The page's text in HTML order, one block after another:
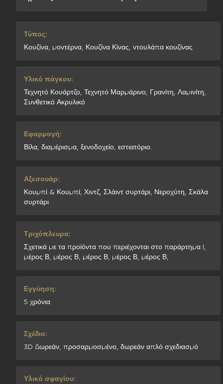
Τύπος:
Κουζίνα, μοντέρνα, Κουζίνα Κίνας, ντουλάπα κουζίνας
Υλικό πάγκου:
Τεχνητό Κουάρτζο, Τεχνητό Μαρμάρινο, Γρανίτη, Λαμινίτη,
Συνθετικό Ακρυλικό
Εφαρμογή:
Βίλα, διαμέρισμα, ξενοδοχείο, εστιατόριο.
Αξεσουάρ:
Κουμπί & Κουμπί, Χιντζ, Σλάιντ συρτάρι, Νεροχύτη, Σκάλα
συρτάρι
Τριχόπλευρα:
Σχετικά με τα προϊόντα που περιέχονται στο παράρτημα I,
μέρος Β, μέρος Β, μέρος Β, μέρος Β, μέρος Β,
Εγγύηση:
5 χρόνια
Σχέδιο:
3D Δωρεάν, προσαρμοσμένο, δωρεάν απλό σχεδιασμό
Υλικό σφαγίου: